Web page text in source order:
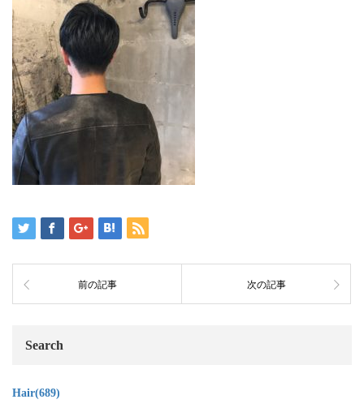
前の記事 次の記事
Search
Hair(689)